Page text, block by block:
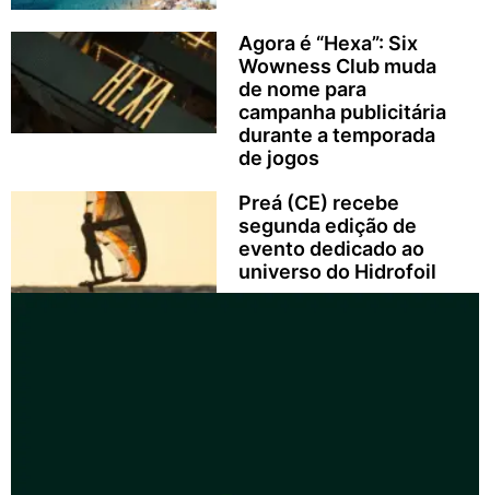
Agora é “Hexa”: Six
Wowness Club muda
de nome para
campanha publicitária
durante a temporada
de jogos
Preá (CE) recebe
segunda edição de
evento dedicado ao
universo do Hidrofoil